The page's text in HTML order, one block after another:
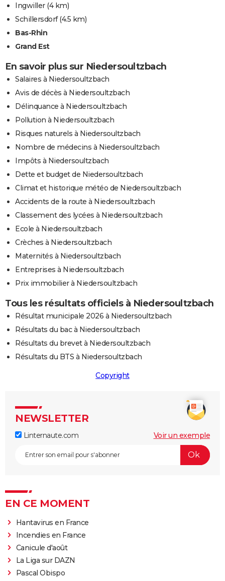
Ingwiller(4 km)
Schillersdorf(4.5 km)
Bas-Rhin
Grand Est
En savoir plus sur Niedersoultzbach
Salaires à Niedersoultzbach
Avis de décès à Niedersoultzbach
Délinquance à Niedersoultzbach
Pollution à Niedersoultzbach
Risques naturels à Niedersoultzbach
Nombre de médecins à Niedersoultzbach
Impôts à Niedersoultzbach
Dette et budget de Niedersoultzbach
Climat et historique météo de Niedersoultzbach
Accidents de la route à Niedersoultzbach
Classement des lycées à Niedersoultzbach
Ecole à Niedersoultzbach
Crèches à Niedersoultzbach
Maternités à Niedersoultzbach
Entreprises à Niedersoultzbach
Prix immobilier à Niedersoultzbach
Tous les résultats officiels à Niedersoultzbach
Résultat municipale 2026 à Niedersoultzbach
Résultats du bac à Niedersoultzbach
Résultats du brevet à Niedersoultzbach
Résultats du BTS à Niedersoultzbach
Copyright
NEWSLETTER
Linternaute.com Voir un exemple
EN CE MOMENT
Hantavirus en France
Incendies en France
Canicule d'août
La Liga sur DAZN
Pascal Obispo